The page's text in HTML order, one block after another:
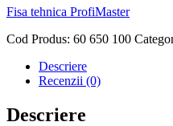
Fisa tehnica ProfiMaster
Cod Produs: 60 650 100
Descriere
Recenzii (0)
Descriere